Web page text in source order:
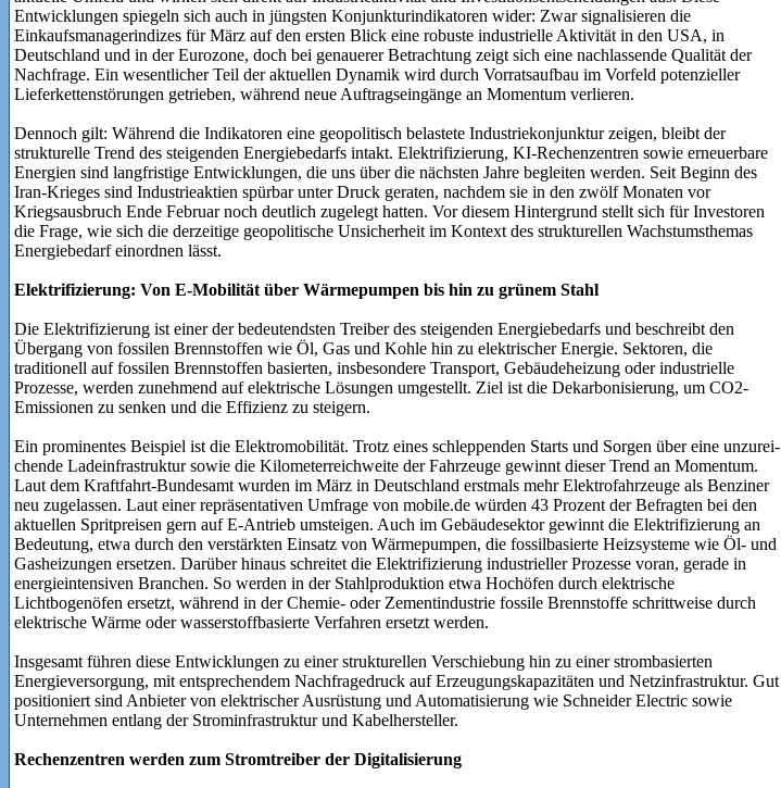
Entwicklungen spiegeln sich auch in jüngsten Konjunkturindikatoren wider: Zwar signalisieren die
Einkaufsmanagerindizes für März auf den ersten Blick eine robuste industrielle Aktivität in den USA, in
Deutschland und in der Eurozone, doch bei genauerer Betrachtung zeigt sich eine nachlassende Qualität der
Nachfrage. Ein wesentlicher Teil der aktuellen Dynamik wird durch Vorratsaufbau im Vorfeld potenzieller
Lieferkettenstörungen getrieben, während neue Auftragseingänge an Momentum verlieren.
Dennoch gilt: Während die Indikatoren eine geopoli­tisch belastete Industriekonjunktur zeigen, bleibt der
strukturelle Trend des steigenden Energiebedarfs intakt. Elektrifizierung, KI-Rechenzentren sowie erneu­erbare
Energien sind langfristige Entwicklungen, die uns über die nächsten Jahre begleiten werden. Seit Beginn des
Iran-Krieges sind Industrieaktien spürbar unter Druck geraten, nachdem sie in den zwölf Monaten vor
Kriegsausbruch Ende Februar noch deutlich zugelegt hatten. Vor diesem Hintergrund stellt sich für Investoren
die Frage, wie sich die derzeitige geopolitische Unsicherheit im Kontext des strukturellen Wachstumsthemas
Energiebedarf einordnen lässt.
Elektrifizierung: Von E-Mobilität über Wärme­pumpen bis hin zu grünem Stahl
Die Elektrifizierung ist einer der bedeutendsten Treiber des steigenden Energiebedarfs und beschreibt den
Übergang von fossilen Brennstoffen wie Öl, Gas und Kohle hin zu elektrischer Energie. Sektoren, die
traditionell auf fossilen Brennstoffen basierten, insbe­sondere Transport, Gebäudeheizung oder industrielle
Prozesse, werden zunehmend auf elektrische Lösungen umgestellt. Ziel ist die Dekarbonisierung, um CO2-
Emis­sionen zu senken und die Effizienz zu steigern.
Ein prominentes Beispiel ist die Elektromobilität. Trotz eines schleppenden Starts und Sorgen über eine unzurei­
chende Ladeinfrastruktur sowie die Kilometerreichweite der Fahrzeuge gewinnt dieser Trend an Momentum.
Laut dem Kraftfahrt-Bundesamt wurden im März in Deutsch­land erstmals mehr Elektrofahrzeuge als Benziner
neu zugelassen. Laut einer repräsentativen Umfrage von mobile.de würden 43 Prozent der Befragten bei den
aktuellen Spritpreisen gern auf E-Antrieb umsteigen. Auch im Gebäudesektor gewinnt die Elektrifizierung an
Bedeutung, etwa durch den verstärkten Einsatz von Wärmepumpen, die fossilbasierte Heizsysteme wie Öl- und
Gasheizungen ersetzen. Darüber hinaus schreitet die Elektrifizierung industrieller Prozesse voran, gerade in
energieintensi­ven Branchen. So werden in der Stahlproduktion etwa Hochöfen durch elektrische
Lichtbogenöfen ersetzt, während in der Chemie- oder Zementindustrie fossile Brennstoffe schrittweise durch
elektrische Wärme oder wasserstoffbasierte Verfahren ersetzt werden.
Insgesamt führen diese Entwicklungen zu einer struk­turellen Verschiebung hin zu einer strombasierten
Energieversorgung, mit entsprechendem Nachfrage­druck auf Erzeugungskapazitäten und Netzinfrastruk­tur. Gut
positioniert sind Anbieter von elektrischer Ausrüstung und Automatisierung wie Schneider Electric sowie
Unternehmen entlang der Strominfrastruktur und Kabelhersteller.
Rechenzentren werden zum Stromtreiber der Digitalisierung